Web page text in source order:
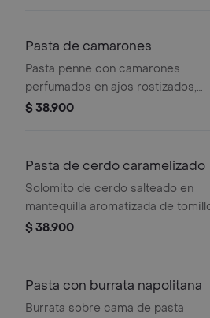
Pasta de camarones
Pasta penne con camarones
perfumados en ajos rostizados,
finalizamos en mantequilla con
$ 38.900
Pasta de cerdo caramelizado
Solomito de cerdo salteado en
mantequilla aromatizada de
con hongos silvestres, finalizada en
alfredo con queso parmesano.
$ 38.900
Pasta con burrata napolitana
Burrata sobre cama de pasta